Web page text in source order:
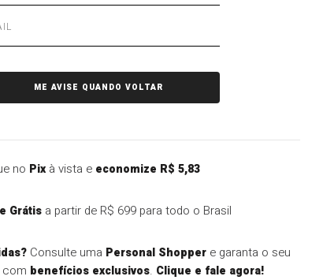
no Pixà vista e economize R$ 5,83
Grátisa partir de R$ 699 para todo o Brasil
Consulte uma Personal Shoppere garanta o seu
com benefícios exclusivos. Clique e fale agora!